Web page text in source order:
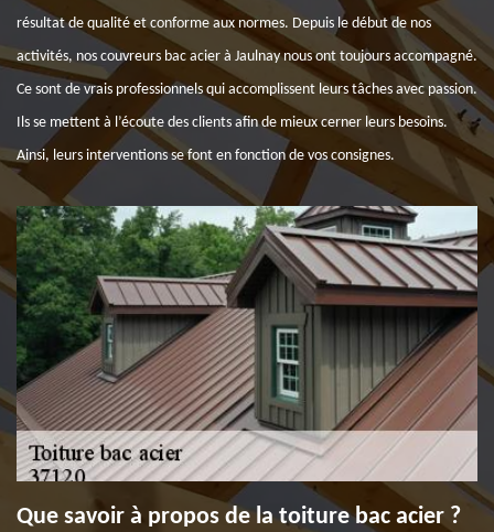
résultat de qualité et conforme aux normes. Depuis le début de nos
activités, nos couvreurs bac acier à Jaulnay nous ont toujours accompagné.
Ce sont de vrais professionnels qui accomplissent leurs tâches avec passion.
Ils se mettent à l’écoute des clients afin de mieux cerner leurs besoins.
Ainsi, leurs interventions se font en fonction de vos consignes.
Que savoir à propos de la toiture bac acier ?